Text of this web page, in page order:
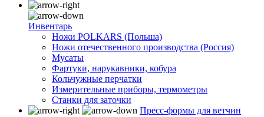
Инвентарь
Ножи POLKARS (Польша)
Ножи отечественного производства (Россия)
Мусаты
Фартуки, нарукавники, кобура
Кольчужные перчатки
Измерительные приборы, термометры
Станки для заточки
Пресс-формы для ветчин